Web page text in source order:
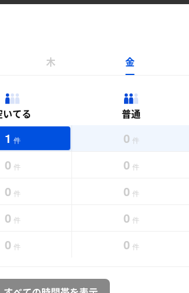
木 金
いてる 普通
1 件 0 件
0 件 0 件
0 件 0 件
0 件 0 件
0 件 0 件